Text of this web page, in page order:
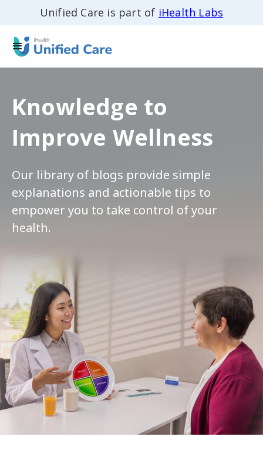
Unified Care is part of iHealth Labs
Knowledge to
Improve Wellness
Our library of blogs provide simple
explanations and actionable tips to
empower you to take control of your
health.